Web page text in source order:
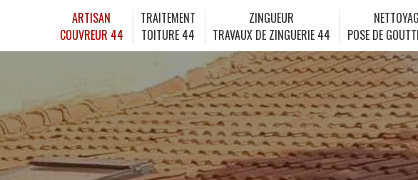
ARTISAN
COUVREUR 44
TRAITEMENT
TOITURE 44
ZINGUEUR
TRAVAUX DE ZINGUERIE 44
POSE DE